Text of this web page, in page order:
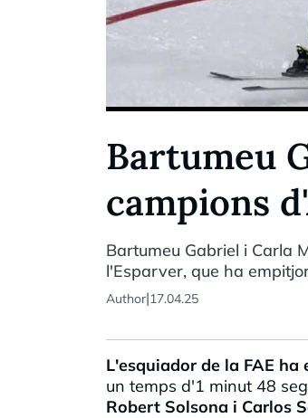
Bartumeu
campions
Bartumeu Gabriel i Carla
l'Esparver, que ha
Author|17.04.25
L'esquiador de la FAE ha
un temps d'1 minut 48
Robert Solsona i Carlos